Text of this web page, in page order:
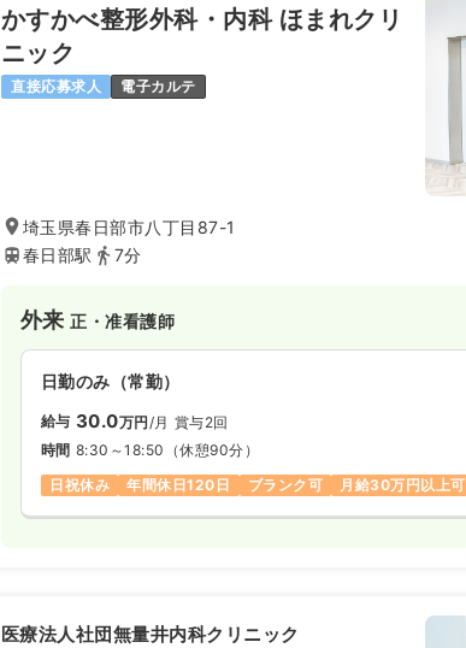
かすかべ整形外科・内科 ほまれクリ
ニック
直接応募求人 電子カルテ
埼玉県春日部市八丁目87-1
春日部駅
7分
外来正・准看護師
日勤のみ（常勤）
給与 30.0万円/月 賞与2回
時間 8:30～18:50 （休憩90分）
日祝休み
年間休日120日 ブランク可 月給30万円以上可
医療法人社団無量井内科クリニック